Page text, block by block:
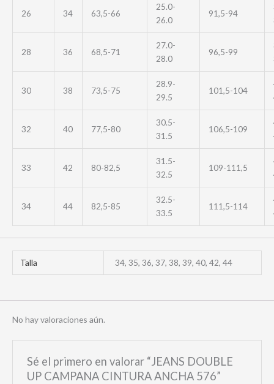
26 34 63,5-66
25.0-
26.0
91,5-94
28 36 68,5-71
27.0-
28.0
96,5-99
30 38 73,5-75
28.9-
29.5
101,5-104
32 40 77,5-80
30.5-
31.5
106,5-109
33 42 80-82,5
31.5-
32.5
109-111,5
34 44 82,5-85
32.5-
33.5
111,5-114
Talla 34, 35, 36, 37, 38, 39, 40, 42, 44
No hay valoraciones aún.
Sé el primero en valorar “JEANS DOUBLE
UP CAMPANA CINTURA ANCHA 576”